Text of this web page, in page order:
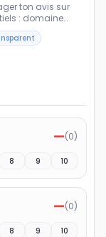
ton avis sur
: domaine
prix et
❄️, fan
par la
de ski 🏔️
—(0)
8 9 10
—(0)
8 9 10